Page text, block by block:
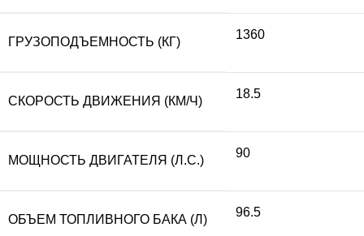
ГРУЗОПОДЪЕМНОСТЬ (КГ)
1360
СКОРОСТЬ ДВИЖЕНИЯ (КМ/Ч)
18.5
МОЩНОСТЬ ДВИГАТЕЛЯ (Л.С.)
90
ОБЪЕМ ТОПЛИВНОГО БАКА (Л)
96.5